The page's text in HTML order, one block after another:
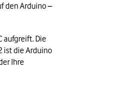
den Arduino –
aufgreift. Die
ist die Arduino
Ihre